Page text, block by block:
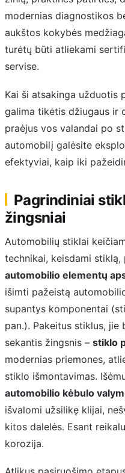
modernias diagnostikos
aukštos kokybės
turėtų būti atliekami
servise.
Kai ši atsakinga užduotis
galima tikėtis džiugaus ir
praėjus vos valandai po
automobilį galėsite
efektyviai, kaip iki
Pagrindiniai
žingsniai
Automobilių stiklai
technikai, keisdami stiklą,
automobilio elementų
išimti pažeistą
supantys komponentai
pan.). Pakeitus stiklus,
sekantis žingsnis – stiklo
modernias priemones,
stiklo išmontavimas.
automobilio kėbulo
išvalomi užsilikę klijai,
kitos dalelės. Esant
korozija.